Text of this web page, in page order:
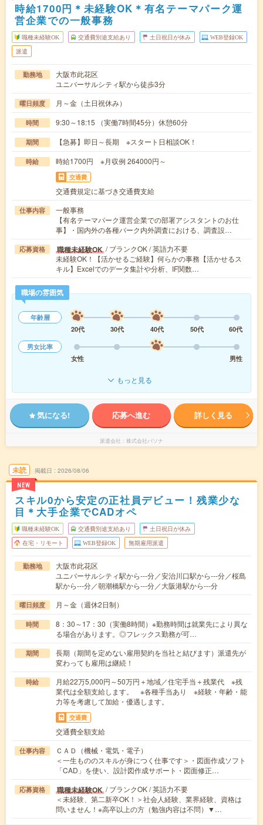
時給1700円＊未経験OK＊有名テーマパーク運
営企業での一般事務
職種未経験OK 交通費別途支給あり 土日祝日が休み WEB登録OK
派遣
勤務地
大阪市此花区
ユニバーサルシティ駅から徒歩3分
曜日頻度 月～金（土日祝休み）
時間 9:30～18:15 （実働7時間45分）休憩60分
期間 【急募】即日～長期 ※スタート日相談OK！
時給 時給1700円 ※月収例 264000円～
交通費
交通費規定に基づき交通費支給
仕事内容
一般事務
【有名テーマパーク運営企業での部署アシスタントのお仕
事】・国内外の各種パーク内外調査における、調査設…
応募資格 職種未経験OK / ブランクOK / 英語力不要
未経験OK！【活かせるご経験】何らかの事務【活かせるス
キル】Excelでのデータ集計や分析、IF関数…
職場の雰囲気
年齢層
20代
30代 40代 50代
60代
男女比率
女性
男性
もっと見る
気になる! 応募へ進む 詳しく見る
派遣会社 株式会社パソナ
未読
NEW
掲載日 2026/08/06
スキル0から安定の正社員デビュー！残業少な
目＊大手企業でCADオペ
職種未経験OK 交通費別途支給あり 土日祝日が休み
在宅・リモート WEB登録OK 無期雇用派遣
勤務地
大阪市此花区
ユニバーサルシティ駅から---分／安治川口駅から---分／桜島
駅から---分／朝潮橋駅から---分／大阪港駅から---分
曜日頻度 月～金（週休2日制）
時間
8：30～17：30（実働8時間）※勤務時間は就業先により異な
る場合があります。◎フレックス勤務が可…
期間
長期（期間を定めない雇用契約を当社と結びます）派遣先が
変わっても雇用は継続！
時給
月給22万5,000円～50万円＋地域／住宅手当＋残業代 ※残
業代は全額支給します。 ※各種手当あり ※経験・年齢・能
力等を考慮して加給・優遇します。
交通費
交通費全額支給
仕事内容
ＣＡＤ（機械・電気・電子）
＜一生もののスキルが身につく仕事です＞・図面作成ソフト
「CAD」を使い、設計図作成サポート・図面修正…
応募資格 職種未経験OK / ブランクOK / 英語力不要
＜未経験、第二新卒OK！＞社会人経験、業界経験、資格は
問いません！※高卒以上の方（勉強内容は不問）▼…